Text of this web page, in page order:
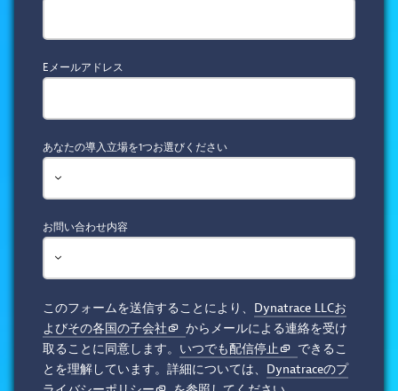
Eメールアドレス
あなたの導入立場を1つお選びください
お問い合わせ内容
このフォームを送信することにより、 Dynatrace LLCお
よびその各国の子会社
からメールによる連絡を受け
取ることに同意します。 いつでも配信停止
できるこ
とを理解しています。詳細については、 Dynatraceのプ